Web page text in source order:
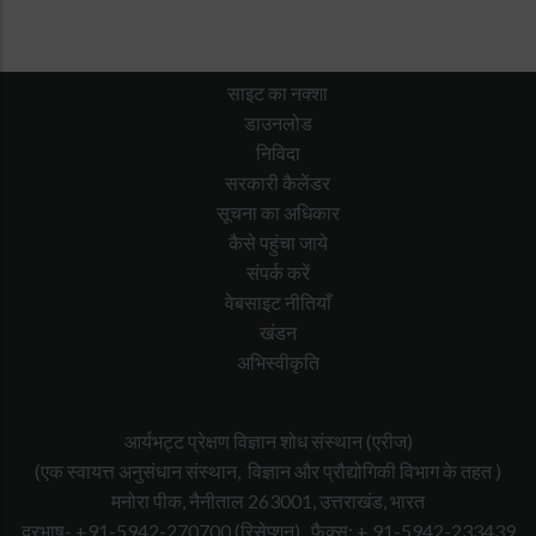
साइट का नक्शा
डाउनलोड
निविदा
सरकारी कैलेंडर
सूचना का अधिकार
कैसे पहुंचा जाये
संपर्क करें
वेबसाइट नीतियाँ
खंडन
अभिस्वीकृति
आर्यभट्ट प्रेक्षण विज्ञान शोध संस्थान (एरीज)
(एक स्वायत्त अनुसंधान संस्थान, विज्ञान और प्रौद्योगिकी विभाग के तहत )
मनोरा पीक, नैनीताल 263001, उत्तराखंड, भारत
दूरभाष- +91-5942-270700 (रिसेप्शन), फैक्स: + 91-5942-233439